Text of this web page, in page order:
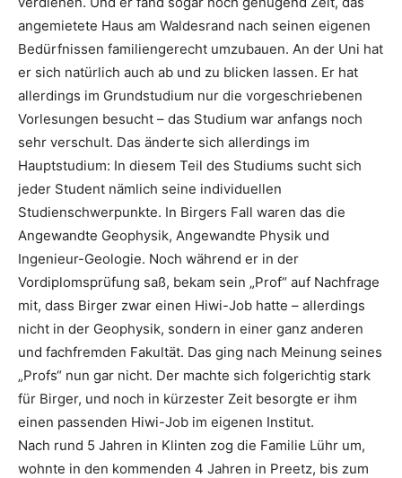
angemietete Haus am Waldesrand nach seinen eigenen
Bedürfnissen familiengerecht umzubauen. An der Uni hat
er sich natürlich auch ab und zu blicken lassen. Er hat
allerdings im Grundstudium nur die vorgeschriebenen
Vorlesungen besucht – das Studium war anfangs noch
sehr verschult. Das änderte sich allerdings im
Hauptstudium: In diesem Teil des Studiums sucht sich
jeder Student nämlich seine individuellen
Studienschwerpunkte. In Birgers Fall waren das die
Angewandte Geophysik, Angewandte Physik und
Ingenieur-Geologie. Noch während er in der
Vordiplomsprüfung saß, bekam sein „Prof“ auf Nachfrage
mit, dass Birger zwar einen Hiwi-Job hatte – allerdings
nicht in der Geophysik, sondern in einer ganz anderen
und fachfremden Fakultät. Das ging nach Meinung seines
„Profs“ nun gar nicht. Der machte sich folgerichtig stark
für Birger, und noch in kürzester Zeit besorgte er ihm
einen passenden Hiwi-Job im eigenen Institut.
Nach rund 5 Jahren in Klinten zog die Familie Lühr um,
wohnte in den kommenden 4 Jahren in Preetz, bis zum